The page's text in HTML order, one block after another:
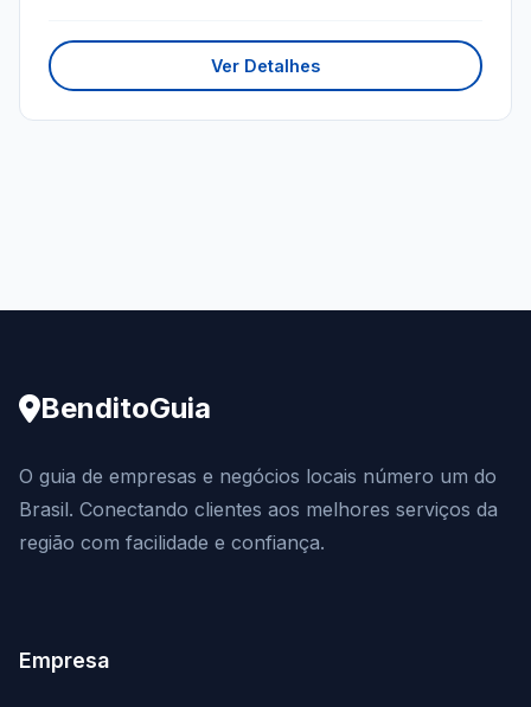
Ver Detalhes
BenditoGuia
O guia de empresas e negócios locais número um do
Brasil. Conectando clientes aos melhores serviços da
região com facilidade e confiança.
Empresa